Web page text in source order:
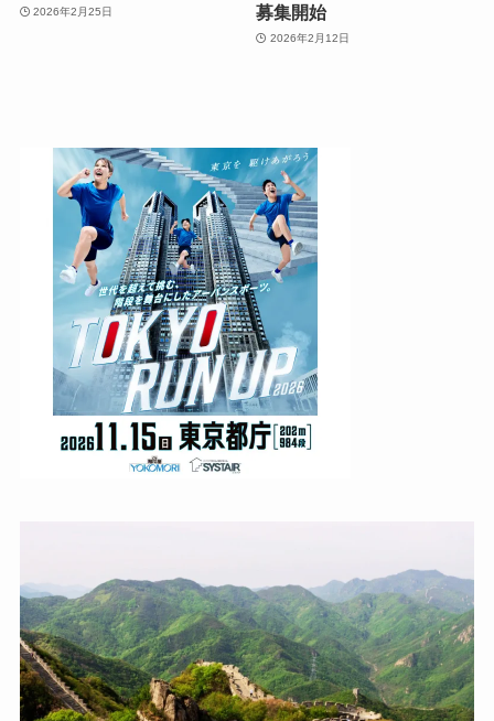
2026年2月25日
募集開始
2026年2月12日